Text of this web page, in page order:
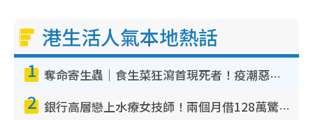
m
e
港生活人氣本地熱話
1 奪命寄生蟲｜食生菜狂瀉首現死者！疫潮惡化錄1.8萬宗病例 揭洗菜3大謬誤
2 銀行高層戀上水療女技師！兩個月借128萬驚覺「沉船」沉落火海 揭背後疑似邪教操控賣淫